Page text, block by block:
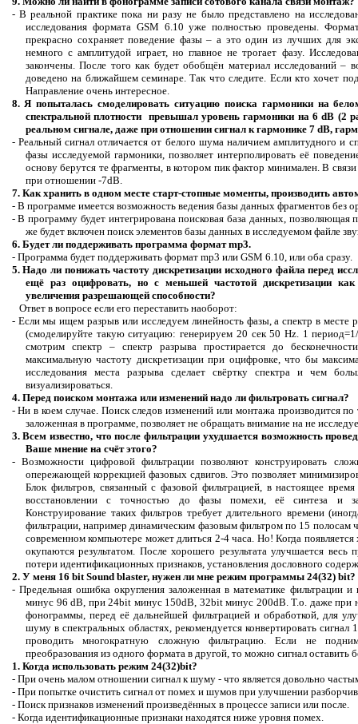
- В реальной практике пока ни разу не было представлено на
исследования формата GSM 6.10 уже полностью проведены.
прекрасно сохраняет поведение фазы – а это один из лучших для
немного с амплитудой играет, но главное не трогает фазу.
закончены. После того как будет обобщён материал исследований –
доведено на ближайшем семинаре. Так что следите. Если кто хочет
Направление очень интересное.
8. Я попыталась смоделировать ситуацию поиска гармоники на
спектральной плотности превышал уровень гармоники на 6dB (2
реальном сигнале, даже при отношении сигнал к гармонике 7 dB,
- Реальный сигнал отличается от белого шума наличием амплитудного и
фазы исследуемой гармоники, позволяет интерполировать её
основу берутся те фрагменты, в котором пик фактор минимален.В связи
при отношении -7dB.
7. Как хранить в одном месте старт-стопные моменты, производить
- В программе имеется возможность ведения базы данных фрагментов без
- В программу будет интегрирована поисковая база данных,
же будет включен поиск элементов базы данных в исследуемом файле
6. Будет ли поддерживать программа формат mp3.
- Программа будет поддерживать формат mp3 или GSM 6.10, или оба сразу.
5. Надо ли понижать частоту дискретизации исходного файла перед
ещё раз оцифровать, но с меньшей частотой дискретизации
увеличения разрешающей способности?
Ответ в вопросеесли его переставить наоборот:
- Если мы ищем разрыв или исследуем линейность фазы, а спектр в месте
(смоделируйте такую ситуацию: генерируем 20 сек 50 Hz. 1
смотрим спектр – спектр разрыва простирается до
максимальную частоту дискретизации при оцифровке, что бы
исследования места разрыва сделает свёртку спектра и чем
визуализироваться.
4. Перед поиском монтажа или изменений надо ли фильтровать сигнал?
- Ни в коем случае. Поиск следов изменений или монтажа производится
заложенная в программе, позволяет не обращать вниманиена не
3. Всем известно, что после фильтрации ухудшается возможность
Ваше мнение на счёт этого?
- Возможности цифровой фильтрации позволяют конструировать
опережающей коррекцией фазовых сдвигов. Это позволяет
Блок фильтров, связанный с фазовой фильтрацией, в настоящее
восстановлении с точностью до фазы помехи, её синтеза и
Конструирование таких фильтров требует длительного времени
фильтрации, например динамическим фазовым фильтром по 15 полосам
современном компьютере может длиться 2-4 часа. Но! Когда
окупаются результатом. После хорошего результата улучшается весь
потери идентификационных признаков, установления дословного
2. У меня 16 bitSound blaster, нужен ли мне режим программы 24(32) bit?
- Предельная ошибкаокругления заложенная в математике фильтрации и
минус 96dB, при 24bit минус 150dB, 32bit минус 200dB. Т.о. даже при
фонограммы, перед её дальнейшей фильтрацией и обработкой, для
шуму в спектральных областях, рекомендуется конвертировать сигнал
проводитьмногократную сложнуюфильтрацию. Если не
преобразования из одного формата в другой, то можно сигнал оставить
1. Когда использовать режим 24(32)bit?
- При очень малом отношении сигнал к шуму - что является довольно
- При попытке очистить сигнал от помех и шумов при улучшении
- Поиск признаков изменений произведённых в процессе записи или после.
- Когда идентификационные признаки находятся ниже уровня помех.